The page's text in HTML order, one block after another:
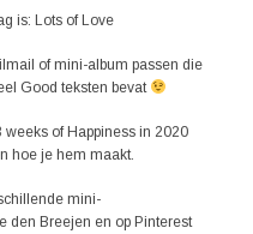
is: Lots of Love
of mini-album passen die
Good teksten bevat
weeks of Happiness in 2020
hoe je hem maakt.
mini-
den Breejen en op Pinterest